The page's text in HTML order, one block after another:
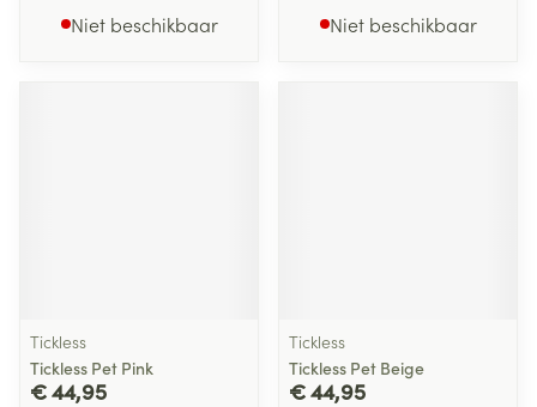
Niet beschikbaar Niet beschikbaar
Tickless
Tickless Pet Pink
€ 44,95
Tickless
Tickless Pet Beige
€ 44,95